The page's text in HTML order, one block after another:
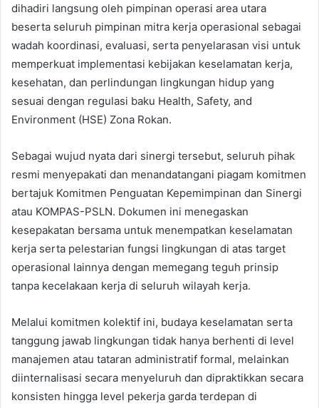
dihadiri langsung oleh pimpinan operasi area utara
beserta seluruh pimpinan mitra kerja operasional sebagai
wadah koordinasi, evaluasi, serta penyelarasan visi untuk
memperkuat implementasi kebijakan keselamatan kerja,
kesehatan, dan perlindungan lingkungan hidup yang
sesuai dengan regulasi baku Health, Safety, and
Environment (HSE) Zona Rokan.
Sebagai wujud nyata dari sinergi tersebut, seluruh pihak
resmi menyepakati dan menandatangani piagam komitmen
bertajuk Komitmen Penguatan Kepemimpinan dan Sinergi
atau KOMPAS-PSLN. Dokumen ini menegaskan
kesepakatan bersama untuk menempatkan keselamatan
kerja serta pelestarian fungsi lingkungan di atas target
operasional lainnya dengan memegang teguh prinsip
tanpa kecelakaan kerja di seluruh wilayah kerja.
Melalui komitmen kolektif ini, budaya keselamatan serta
tanggung jawab lingkungan tidak hanya berhenti di level
manajemen atau tataran administratif formal, melainkan
diinternalisasi secara menyeluruh dan dipraktikkan secara
konsisten hingga level pekerja garda terdepan di